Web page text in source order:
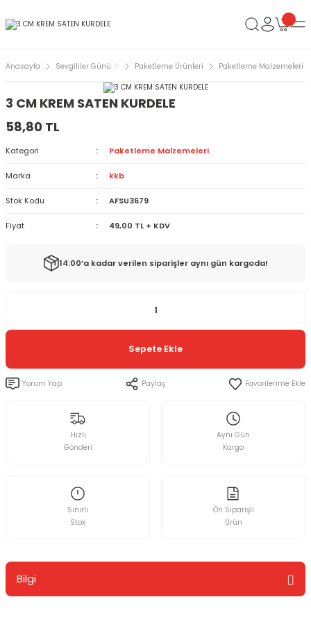
Anasayfa Sevgililer Günü ♡ Paketleme Ürünleri Paketleme Malzemeleri
3 CM KREM SATEN KURDELE
58,80 TL
Kategori Paketleme Malzemeleri
Marka kkb
Stok Kodu AFSU3679
Fiyat 49,00 TL + KDV
14:00’a kadar verilen siparişler aynı gün kargoda!
Sepete Ekle
Yorum Yap Paylaş
Hızlı
Gönderi
Aynı Gün
Kargo
Sınırlı
Stok
Ön Siparişli
Ürün
Bilgi